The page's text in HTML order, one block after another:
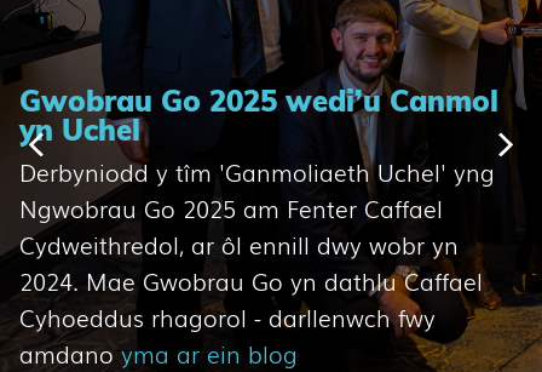
Sleid Blaenorol
Gwobrau Go 2025 wedi’u Canmol
yn Uchel
Derbyniodd y tîm 'Ganmoliaeth Uchel' yng
Ngwobrau Go 2025 am Fenter Caffael
Cydweithredol, ar ôl ennill dwy wobr yn
2024. Mae Gwobrau Go yn dathlu Caffael
Cyhoeddus rhagorol - darllenwch fwy
amdanoyma ar ein blog